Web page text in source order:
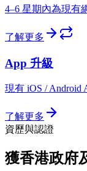
4–6 星期內為現有
了解更多
App 升級
現有 iOS / Android
了解更多
資歷與認證
獲香港政府